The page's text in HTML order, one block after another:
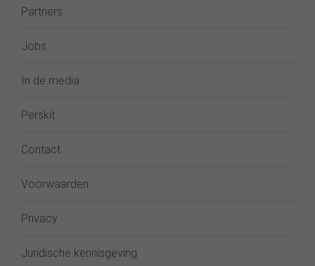
Partners
Jobs
In de media
Perskit
Contact
Voorwaarden
Privacy
Juridische kennisgeving